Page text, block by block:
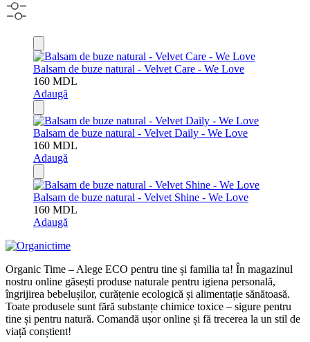
Balsam de buze natural - Velvet Care - We Love
160 MDL
Adaugă
Balsam de buze natural - Velvet Daily - We Love
160 MDL
Adaugă
Balsam de buze natural - Velvet Shine - We Love
160 MDL
Adaugă
Organic Time – Alege ECO pentru tine și familia ta! În magazinul
nostru online găsești produse naturale pentru igiena personală,
îngrijirea bebelușilor, curățenie ecologică și alimentație sănătoasă.
Toate produsele sunt fără substanțe chimice toxice – sigure pentru
tine și pentru natură. Comandă ușor online și fă trecerea la un stil de
viață conștient!